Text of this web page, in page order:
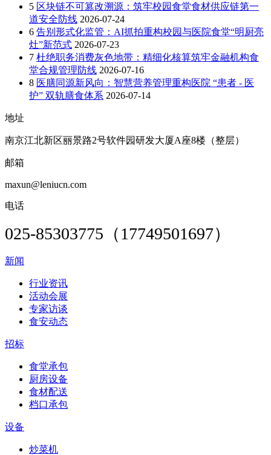
5 区块链不可篡改溯源：筑牢校园食堂食材供应链第一
道安全防线 2026-07-24
6 告别形式化监管：AI抓拍重构校园与医院食堂“明厨亮
灶”新范式 2026-07-23
7 杜绝职务消费灰色地带：精细化核算筑牢金融机构食
堂合规管理防线 2026-07-16
8 医膳同源新风向：智慧营养管理重构医院 “患者 - 医
护” 双轨膳食体系 2026-07-14
地址
南京江北新区丽景路2号软件园研发大厦A座8楼（整层）
邮箱
maxun@leniucn.com
电话
025-85303775（17749501697）
新闻
行业资讯
活动会展
专家访谈
食安动态
招标
食堂承包
厨房设备
食材配送
档口承包
设备
炒菜机